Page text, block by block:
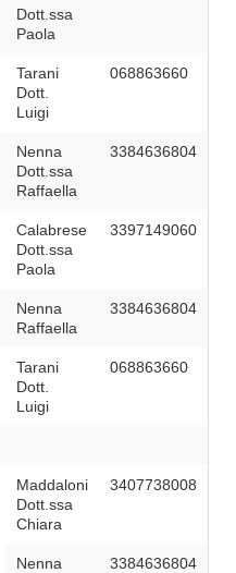
Dott.ssa
Paola
Tarani
Dott.
Luigi
068863660
Nenna
Dott.ssa
Raffaella
3384636804
Calabrese
Dott.ssa
Paola
3397149060
Nenna
Raffaella
3384636804
Tarani
Dott.
Luigi
068863660
Maddaloni
Dott.ssa
Chiara
3407738008
Nenna
3384636804